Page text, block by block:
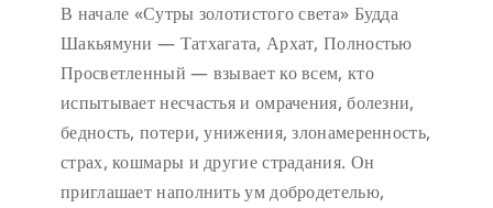
В начале «Сутры золотистого света» Будда
Шакьямуни — Татхагата, Архат, Полностью
Просветленный — взывает ко всем, кто
испытывает несчастья и омрачения, болезни,
бедность, потери, унижения, злонамеренность,
страх, кошмары и другие страдания. Он
приглашает наполнить ум добродетелью,